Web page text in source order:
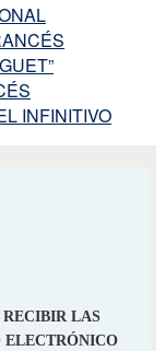
INFINITIVO